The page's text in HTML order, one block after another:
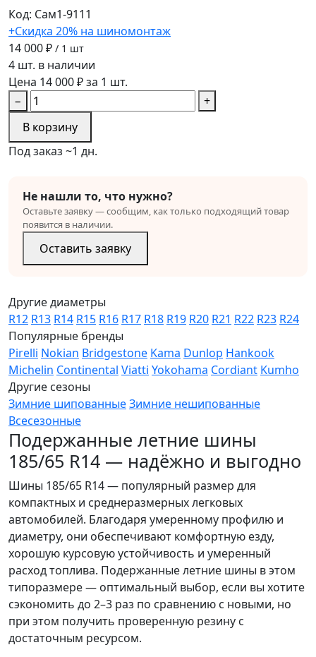
Код: Сам1-9111
+Скидка 20% на шиномонтаж
14 000 ₽ / 1 шт
4 шт. в наличии
Цена 14 000 ₽ за 1 шт.
−
+
В корзину
Под заказ ~1 дн.
Не нашли то, что нужно?
Оставьте заявку — сообщим, как только подходящий товар
появится в наличии.
Оставить заявку
Другие диаметры
R12 R13 R14 R15 R16 R17 R18 R19 R20 R21 R22 R23 R24
Популярные бренды
Pirelli Nokian Bridgestone Kama Dunlop Hankook
Michelin Continental Viatti Yokohama Cordiant Kumho
Другие сезоны
Зимние шипованныеЗимние нешипованные
Всесезонные
Подержанные летние шины
185/65 R14 — надёжно и выгодно
Шины 185/65 R14 — популярный размер для
компактных и среднеразмерных легковых
автомобилей. Благодаря умеренному профилю и
диаметру, они обеспечивают комфортную езду,
хорошую курсовую устойчивость и умеренный
расход топлива. Подержанные летние шины в этом
типоразмере — оптимальный выбор, если вы хотите
сэкономить до 2–3 раз по сравнению с новыми, но
при этом получить проверенную резину с
достаточным ресурсом.